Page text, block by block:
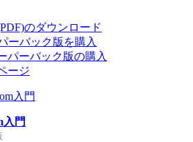
のダウンロード
ーバック版を購入
パーバック版の購入
ージ
入門